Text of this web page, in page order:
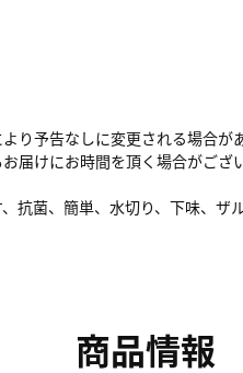
予告なしに変更される場合が
届けにお時間を頂く場合がござい
抗菌、簡単、水切り、下味、ザ
商品情報